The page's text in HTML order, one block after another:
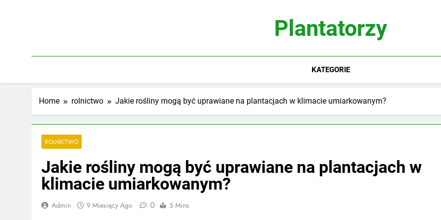
Plantatorzy
KATEGORIE
Home rolnictwo Jakie rośliny mogą być uprawiane na plantacjach w klimacie umiarkowanym?
ROLNICTWO
Jakie rośliny mogą być uprawiane na plantacjach w
klimacie umiarkowanym?
Admin 9 Miesięcy Ago 0 5 Mins